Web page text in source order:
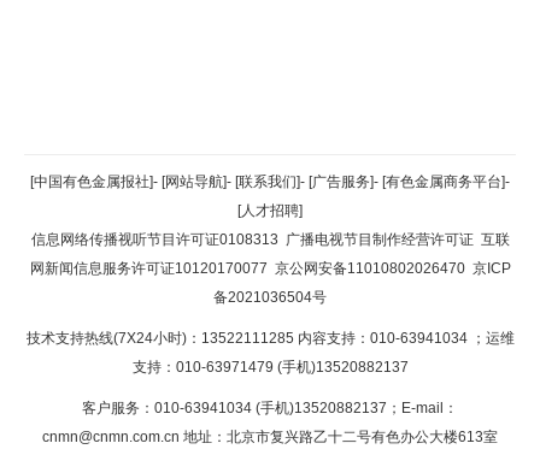
返回顶部
返回首页
[中国有色金属报社]- [网站导航]- [联系我们]- [广告服务]- [有色金属商务平台]-
[人才招聘]
信息网络传播视听节目许可证0108313 广播电视节目制作经营许可证 互联
网新闻信息服务许可证10120170077 京公网安备11010802026470 京ICP
备2021036504号
技术支持热线(7X24小时)：13522111285 内容支持：010-63941034 ；运维
支持：010-63971479 (手机)13520882137
客户服务：010-63941034 (手机)13520882137；E-mail：
cnmn@cnmn.com.cn 地址：北京市复兴路乙十二号有色办公大楼613室